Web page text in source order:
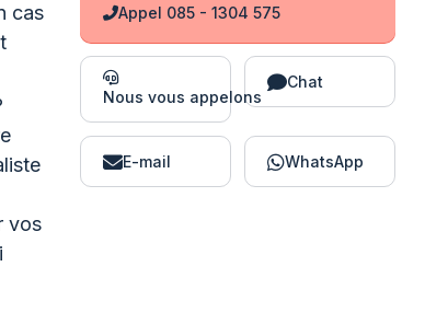
cas
vos
Appel 085 - 1304 575
Nous vous appelons
Chat
E-mail WhatsApp